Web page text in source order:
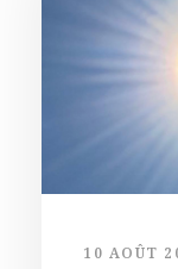
10 AOÛT